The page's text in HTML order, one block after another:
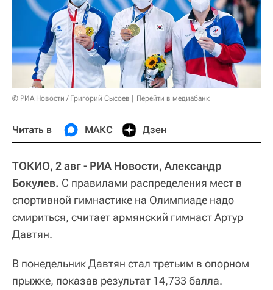
© РИА Новости / Григорий Сысоев Перейти в медиабанк
Читать в МАКС Дзен
ТОКИО, 2 авг - РИА Новости, Александр
Бокулев. С правилами распределения мест в
спортивной гимнастике на Олимпиаде надо
смириться, считает армянский гимнаст Артур
Давтян.
В понедельник Давтян стал третьим в опорном
прыжке, показав результат 14,733 балла.